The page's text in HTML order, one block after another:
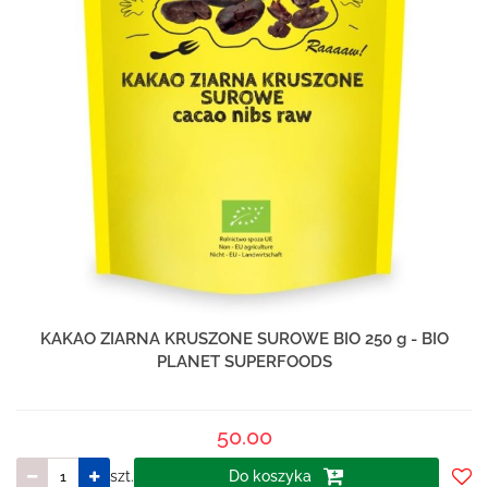
KAKAO ZIARNA KRUSZONE SUROWE BIO 250 g - BIO
PLANET SUPERFOODS
50.00
szt. Do koszyka